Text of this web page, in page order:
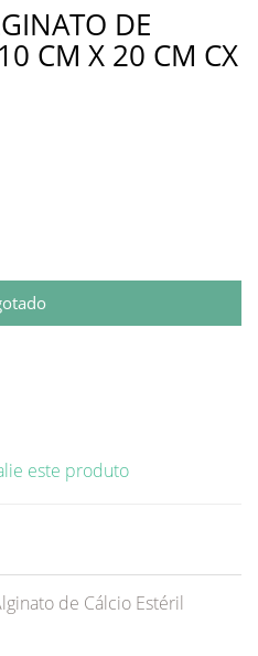
DE
CM X 20 CM CX
este produto
de Cálcio Estéril